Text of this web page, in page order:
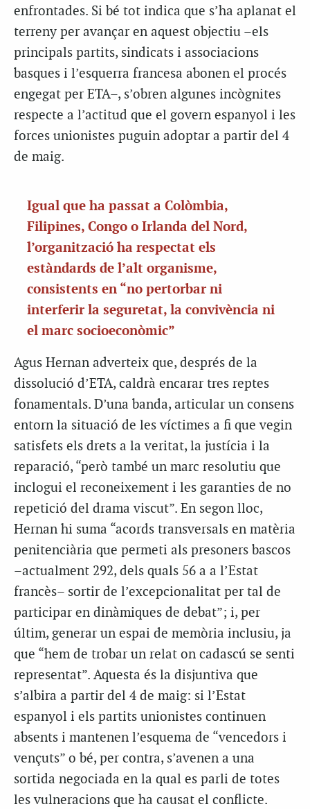
enfrontades. Si bé tot indica que s’ha aplanat el
terreny per avançar en aquest objectiu –els
principals partits, sindicats i associacions
basques i l’esquerra francesa abonen el procés
engegat per ETA–, s’obren algunes incògnites
respecte a l’actitud que el govern espanyol i les
forces unionistes puguin adoptar a partir del 4
de maig.
Igual que ha passat a Colòmbia,
Filipines, Congo o Irlanda del Nord,
l’organització ha respectat els
estàndards de l’alt organisme,
consistents en “no pertorbar ni
interferir la seguretat, la convivència ni
el marc socioeconòmic”
Agus Hernan adverteix que, després de la
dissolució d’ETA, caldrà encarar tres reptes
fonamentals. D’una banda, articular un consens
entorn la situació de les víctimes a fi que vegin
satisfets els drets a la veritat, la justícia i la
reparació, “però també un marc resolutiu que
inclogui el reconeixement i les garanties de no
repetició del drama viscut”. En segon lloc,
Hernan hi suma “acords transversals en matèria
penitenciària que permeti als presoners bascos
–actualment 292, dels quals 56 a a l’Estat
francès– sortir de l’excepcionalitat per tal de
participar en dinàmiques de debat”; i, per
últim, generar un espai de memòria inclusiu, ja
que “hem de trobar un relat on cadascú se senti
representat”. Aquesta és la disjuntiva que
s’albira a partir del 4 de maig: si l’Estat
espanyol i els partits unionistes continuen
absents i mantenen l’esquema de “vencedors i
vençuts” o bé, per contra, s’avenen a una
sortida negociada en la qual es parli de totes
les vulneracions que ha causat el conflicte.